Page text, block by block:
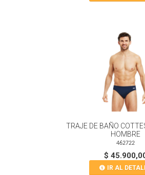
TRAJE DE BAÑO
HOMBRE
462722
$
IR AL